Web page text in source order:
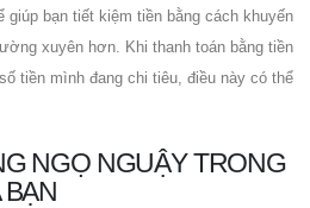
bạn tiết kiệm tiền bằng cách khuyến
xuyên hơn. Khi thanh toán bằng tiền
tiền mình đang chi tiêu, điều này có thể
NGỌ NGUẬY TRONG